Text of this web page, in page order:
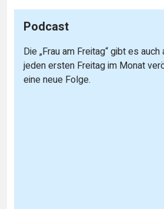
Podcast
Die „Frau am Freitag“ gibt es
jeden ersten Freitag im Monat
eine neue Folge.